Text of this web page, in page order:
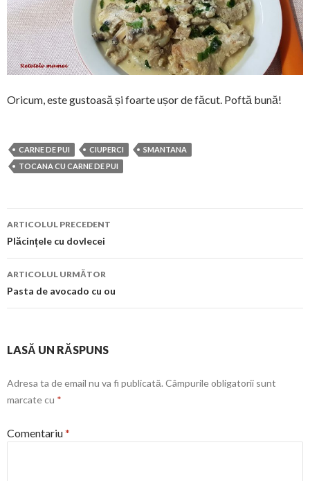
Oricum, este gustoasă și foarte ușor de făcut. Poftă bună!
CARNE DE PUI CIUPERCI
SMANTANA
TOCANA CU CARNE DE PUI
Navigare
în
articol
ARTICOLUL PRECEDENT
Plăcințele cu dovlecei
ARTICOLUL URMĂTOR
Pasta de avocado cu ou
LASĂ UN RĂSPUNS
Adresa ta de email nu va fi publicată. Câmpurile obligatorii sunt
marcate cu *
Comentariu*